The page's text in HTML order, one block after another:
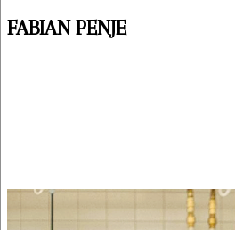
FABIAN PENJE